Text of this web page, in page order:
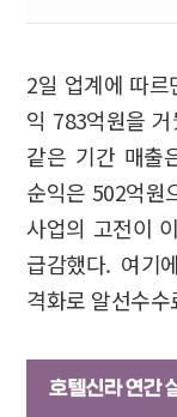
2일 업계에 따르
익 783억원을
같은 기간 매출
순익은 502억원
사업의 고전이
급감했다. 여기
격화로 알선수